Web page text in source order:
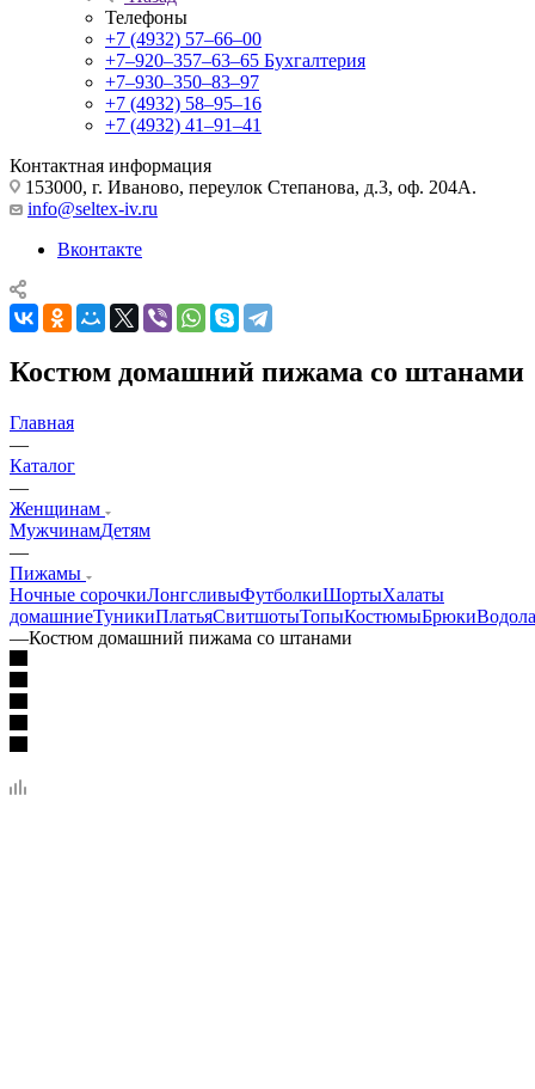
Телефоны
+7 (4932) 57‒66‒00
+7‒920‒357‒63‒65 Бухгалтерия
+7‒930‒350‒83‒97
+7 (4932) 58‒95‒16
+7 (4932) 41‒91‒41
Контактная информация
153000, г. Иваново, переулок Степанова, д.3, оф. 204А.
info@seltex-iv.ru
Вконтакте
Костюм домашний пижама со штанами
Главная
—
Каталог
—
Женщинам
МужчинамДетям
—
Пижамы
Ночные сорочкиЛонгсливыФутболкиШортыХалаты
домашниеТуникиПлатьяСвитшотыТопыКостюмыБрюки
—Костюм домашний пижама со штанами